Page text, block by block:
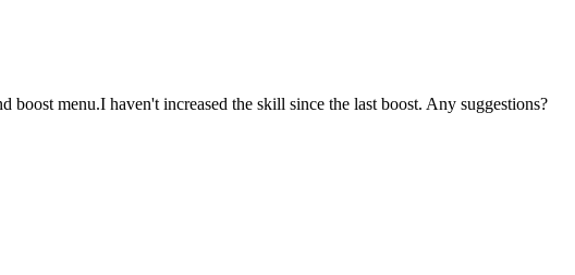
menu.I haven't increased the skill since the last boost. Any suggestions?